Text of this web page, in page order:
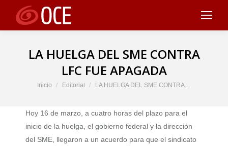
LA HUELGA DEL SME CONTRA
LFC FUE APAGADA
Estás aquí:
Inicio Editorial LA HUELGA DEL SME CONTRA…
Hoy 16 de marzo, a cuatro horas del plazo para el
inicio de la huelga, el gobierno federal y la dirección
del SME, llegaron a un acuerdo para que el sindicato